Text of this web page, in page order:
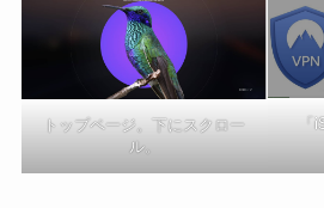
トップページ。下にスクロー
ル。